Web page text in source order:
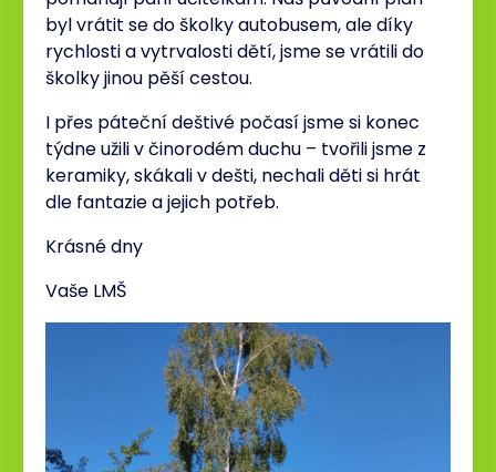
byl vrátit se do školky autobusem, ale díky
rychlosti a vytrvalosti dětí, jsme se vrátili do
školky jinou pěší cestou.
I přes páteční deštivé počasí jsme si konec
týdne užili v činorodém duchu – tvořili jsme z
keramiky, skákali v dešti, nechali děti si hrát
dle fantazie a jejich potřeb.
Krásné dny
Vaše LMŠ